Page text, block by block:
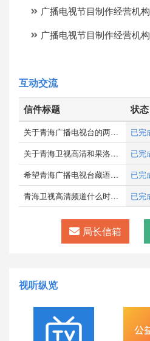
广播电视节目制作经营机
广播电视节目制作经营机
互动交流
信件标题 状态
关于青海广播电视台的两个问题 已完
关于青海卫视高清和果洛广播电台的问题 已完
希望青海广播电视台藏语综合频道能够继续双语播出 已完
青海卫视高清频道什么时候落地辽宁北方广电有线，回复电话15542975970.如有答复请给本人打电话 已完
局长信箱
视听纵览